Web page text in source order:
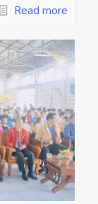
Read more